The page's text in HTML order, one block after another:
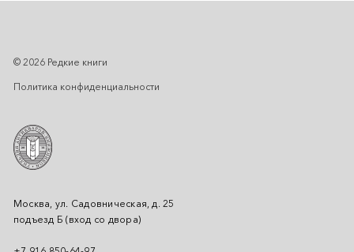
Москва, ул. Садовническая, д. 25
подъезд Б (вход со двора)
© 2026 Редкие книги
Политика конфиденциальности